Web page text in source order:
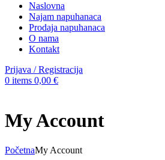
Naslovna
Najam napuhanaca
Prodaja napuhanaca
O nama
Kontakt
Prijava / Registracija
0 items 0,00 €
My Account
PočetnaMy Account